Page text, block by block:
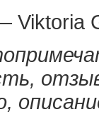
Viktoria